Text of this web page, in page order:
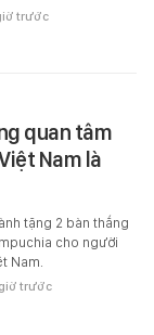
trước
quan tâm
Nam là
tặng 2 bàn thắng
cho người
Nam.
trước